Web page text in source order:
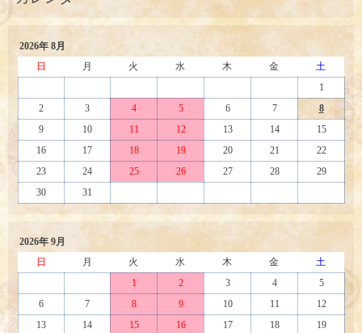
2026年 8月
日
月 火 水 木 金
土
1
2
3 4 5 6 7
8
9
10 11 12 13 14
15
16
17 18 19 20 21
22
23
24 25 26 27 28
29
30
31
2026年 9月
日
月 火 水 木 金
土
1
2 3 4
5
6
7 8 9 10 11
12
13
14 15 16 17 18
19